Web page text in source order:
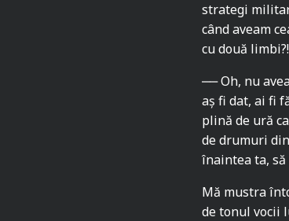
strategi
când aveam
cu două limbi?!
‒‒ Oh, nu
aș fi dat, ai fi
plină de ură
de drumuri
înaintea ta, să
Mă mustra
de tonul vocii